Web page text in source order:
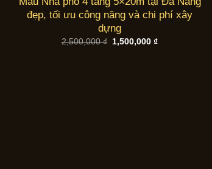
đẹp, tối ưu công năng và chi phí xây
dựng
2,500,000₫ Giá
1,500,000₫Giá